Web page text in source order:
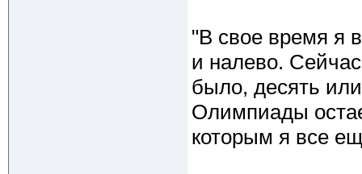
"В свое время я
и налево.
было, десять
Олимпиады
которым я все